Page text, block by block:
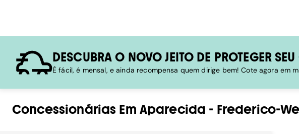
DESCUBRA O NOVO JEITO DE PROTEGER
É fácil, é mensal, e ainda recompensa quem dirige bem! Cote agora em
Concessionárias Em Aparecida - Frederico-